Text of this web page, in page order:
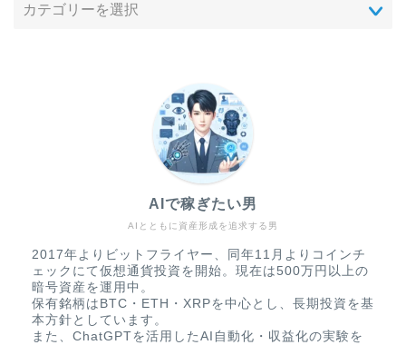
AIとともに資産形成を追求する男
AIで稼ぎたい男
2017年よりビットフライヤー、同年11月よりコインチ
ェックにて仮想通貨投資を開始。現在は500万円以上の
暗号資産を運用中。
保有銘柄はBTC・ETH・XRPを中心とし、長期投資を基
本方針としています。
また、ChatGPTを活用したAI自動化・収益化の実験を